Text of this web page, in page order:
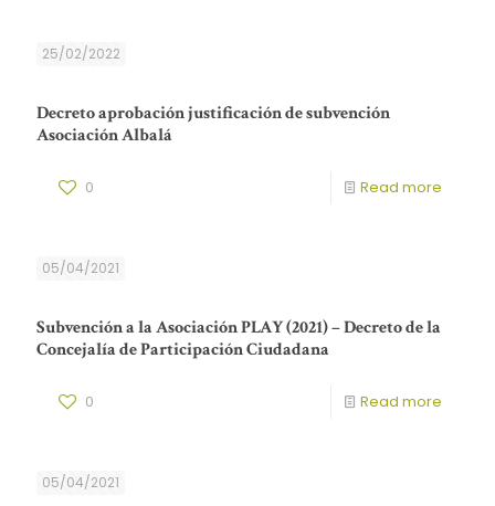
25/02/2022
Decreto aprobación justificación de subvención
Asociación Albalá
0 Read more
05/04/2021
Subvención a la Asociación PLAY (2021) – Decreto de la
Concejalía de Participación Ciudadana
0 Read more
05/04/2021